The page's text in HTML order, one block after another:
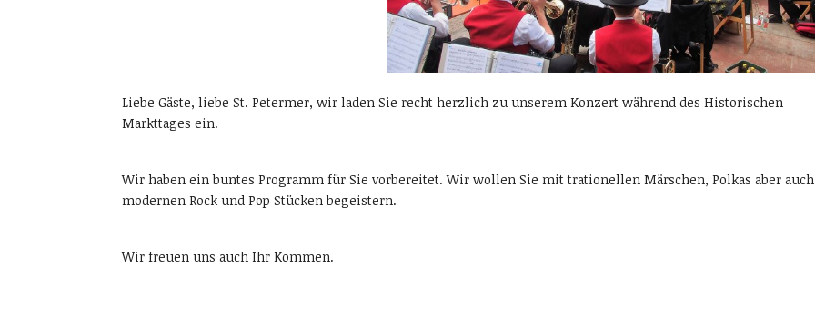
Liebe Gäste, liebe St. Petermer, wir laden Sie recht herzlich zu unserem Konzert während des Historischen
Markttages ein.
Wir haben ein buntes Programm für Sie vorbereitet. Wir wollen Sie mit trationellen Märschen, Polkas aber auch
modernen Rock und Pop Stücken begeistern.
Wir freuen uns auch Ihr Kommen.